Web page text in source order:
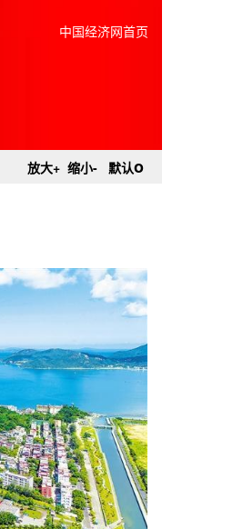
中国经济网首页
放大+ 缩小- 默认o